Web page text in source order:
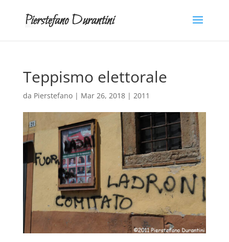
Teppismo elettorale
da Pierstefano| Mar 26, 2018| 2011